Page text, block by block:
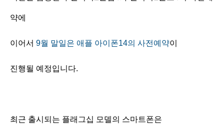
약에
이어서 9월 말일은 애플 아이폰14의 사전예약이
진행될 예정입니다.
최근 출시되는 플래그십 모델의 스마트폰은